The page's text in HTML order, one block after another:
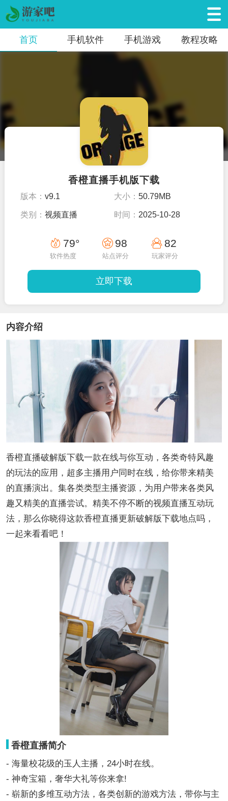
首页 手机软件 手机游戏 教程攻略
香橙直播手机版下载
版本：v9.1 大小： 50.79MB
类别：视频直播 时间： 2025-10-28
79°
软件热度
98
站点评分
82
玩家评分
立即下载
内容介绍
香橙直播破解版下载一款在线与你互动，各类奇特风趣
的玩法的应用，超多主播用户同时在线，给你带来精美
的直播演出。集各类类型主播资源，为用户带来各类风
趣又精美的直播尝试。精美不停不断的视频直播互动玩
法，那么你晓得这款香橙直播更新破解版下载地点吗，
一起来看看吧！
香橙直播简介
- 海量校花级的玉人主播，24小时在线。
- 神奇宝箱，奢华大礼等你来拿!
- 崭新的多维互动方法，各类创新的游戏方法，带你与主